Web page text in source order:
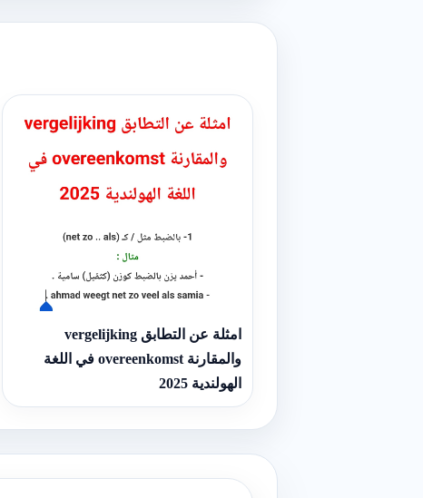
امثلة عن التطابق vergelijking
والمقارنة overeenkomst في اللغة
الهولندية 2025